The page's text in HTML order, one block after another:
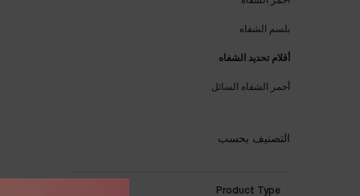
بلسم الشفاه
أقلام تحديد الشفاه
أحمر الشفاه السائل
التصنيف بحسب
Product Type